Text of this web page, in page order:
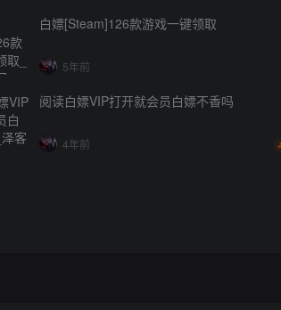
白嫖[Steam]126款游戏一键领取
5年前
阅读白嫖VIP打开就会员白嫖不香吗
4年前